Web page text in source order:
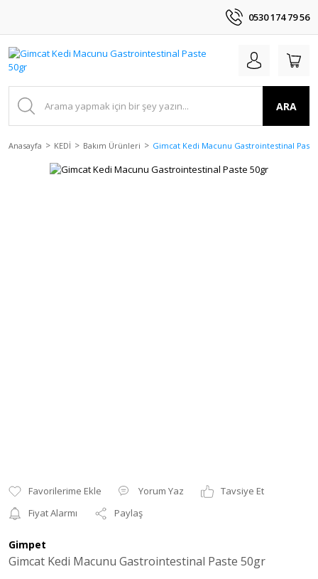
0530 174 79 56
ARA
Anasayfa KEDİ Bakım Ürünleri Gimcat Kedi Macunu Gastrointestinal
Yorum Yaz
Tavsiye Et
Fiyat Alarmı
Paylaş
Gimpet
Gimcat Kedi Macunu Gastrointestinal Paste 50gr